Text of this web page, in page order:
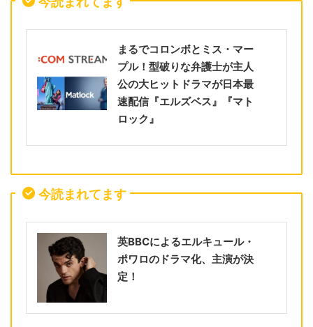
まるでコロンボとミス・マー
プル！型破りな弁護士が主人
公の大ヒットドラマが日本最
速配信『エルズベス』『マト
ロック』
今読まれてます
英BBCによるエルキュール・
ポワロのドラマ化、主演が決
定！